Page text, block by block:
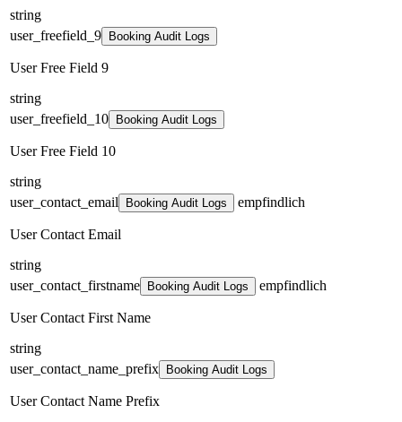
string
user_freefield_9
Booking Audit Logs
User Free Field 9
string
user_freefield_10
Booking Audit Logs
User Free Field 10
string
user_contact_email
Booking Audit Logs empfindlich
User Contact Email
string
user_contact_firstname
Booking Audit Logs empfindlich
User Contact First Name
string
user_contact_name_prefix
Booking Audit Logs
User Contact Name Prefix